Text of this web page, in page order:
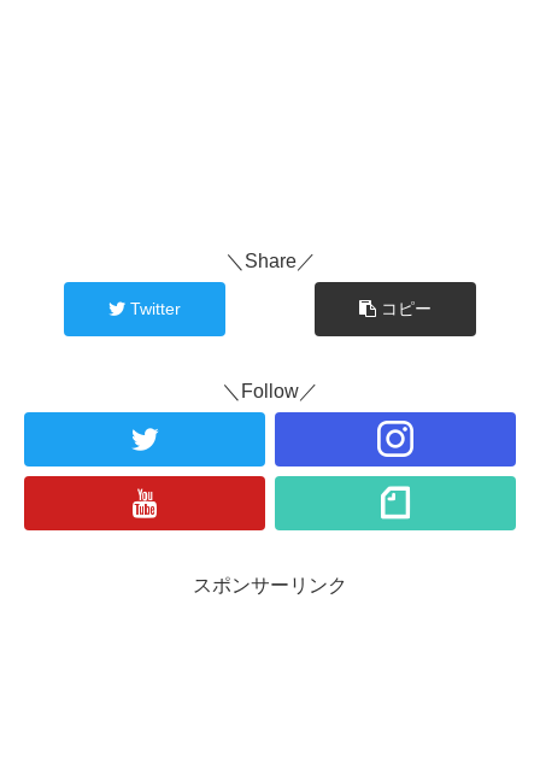
＼Share／
Twitter コピー
＼Follow／
スポンサーリンク